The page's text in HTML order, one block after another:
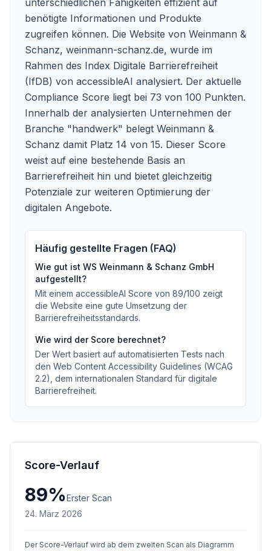
unterschiedlichen Fähigkeiten effizient auf
benötigte Informationen und Produkte
zugreifen können. Die Website von Weinmann &
Schanz, weinmann-schanz.de, wurde im
Rahmen des Index Digitale Barrierefreiheit
(IfDB) von accessibleAI analysiert. Der aktuelle
Compliance Score liegt bei 73 von 100 Punkten.
Innerhalb der analysierten Unternehmen der
Branche "handwerk" belegt Weinmann &
Schanz damit Platz 14 von 15. Dieser Score
weist auf eine bestehende Basis an
Barrierefreiheit hin und bietet gleichzeitig
Potenziale zur weiteren Optimierung der
digitalen Angebote.
Häufig gestellte Fragen (FAQ)
Wie gut ist WS Weinmann & Schanz GmbH
aufgestellt?
Mit einem accessibleAI Score von 89/100 zeigt
die Website eine gute Umsetzung der
Barrierefreiheitsstandards.
Wie wird der Score berechnet?
Der Wert basiert auf automatisierten Tests nach
den Web Content Accessibility Guidelines (WCAG
2.2), dem internationalen Standard für digitale
Barrierefreiheit.
Score-Verlauf
89%Erster Scan
24. März 2026
Der Score-Verlauf wird ab dem zweiten Scan als Diagramm